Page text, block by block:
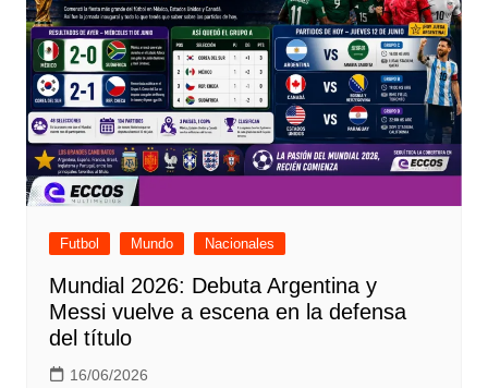
Futbol Mundo Nacionales
Mundial 2026: Debuta Argentina y
Messi vuelve a escena en la defensa
del título
16/06/2026